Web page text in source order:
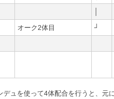
オーク2体目 ┘
デュを使って4体配合を行うと、